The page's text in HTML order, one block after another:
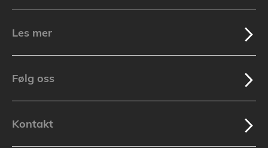
Les mer
Følg oss
Kontakt